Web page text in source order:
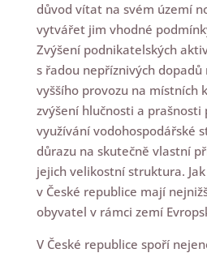
důvod vítat na svém území
vytvářet jim vhodné
Zvýšení podnikatelských
s řadou nepříznivých
vyššího provozu na místních
zvýšení hlučnosti a prašnosti
využívání vodohospodářské
důrazu na skutečně vlastní
jejich velikostní struktura.
v České republice mají
obyvatel v rámci zemí
V České republice spoří